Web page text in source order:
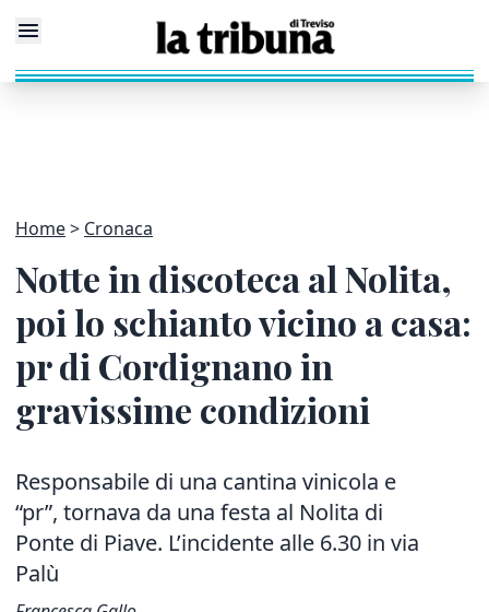
Home Cronaca
Notte in discoteca al Nolita,
poi lo schianto vicino a casa:
pr di Cordignano in
gravissime condizioni
Responsabile di una cantina vinicola e
“pr”, tornava da una festa al Nolita di
Ponte di Piave. L’incidente alle 6.30 in via
Palù